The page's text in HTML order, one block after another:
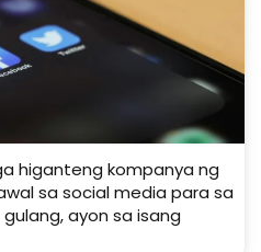
higanteng kompanya ng
sa social media para sa
ayon sa isang